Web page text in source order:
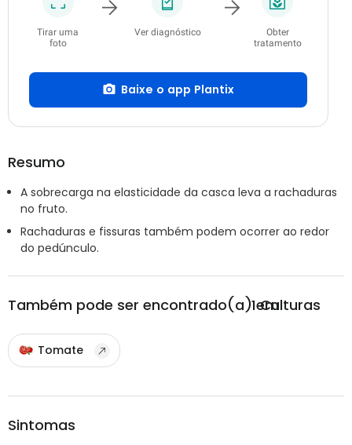
Tirar uma
foto
Ver diagnóstico
Obter
tratamento
Baixe o app Plantix
Resumo
A sobrecarga na elasticidade da casca leva a rachaduras
no fruto.
Rachaduras e fissuras também podem ocorrer ao redor
do pedúnculo.
Também pode ser encontrado(a) em
1Culturas
Tomate
Sintomas